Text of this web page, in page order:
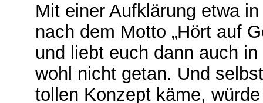
Mit einer Aufklärung etwa
nach dem Motto „Hört auf
und liebt euch dann auch
wohl nicht getan. Und
tollen Konzept käme,